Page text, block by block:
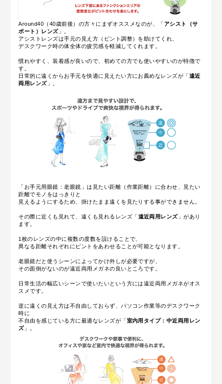
Around40（40歳前後）の方々にまずオススメなのが、「 アシスト（サ
ポート）レンズ」。
アシストレンズは手元の見え方（ピント調整）を助けてくれ、
デスクワーク時の体全体の疲労感を軽減してくれます。
慣れやすく、装着感が良いので、初めての方でも使いやすいのが特徴で
す。
日常的に遠くからお手元を快適に見えたい方にお薦めなレンズが 「遠近
両用レンズ」 。
「お手元用眼鏡：老眼鏡」は見たい距離（作業距離）に合わせ、見たい
距離でモノをはっきりと
見えるようにするため、掛けたまま遠くを見たりする事ができません。
その際に近くも見れて、遠くも見れるレンズ「遠近両用レンズ」があり
ます。
1枚のレンズの中に複数の度数を設けることで、
異なる距離それぞれにピントをあわせることが可能となります。
老眼鏡だと使うシーンによってかけ外しが必要ですが、
その面倒がないのが遠近両用メガネの良いところです。
日常生活の幅広いシーンで使いたいという方には遠近両用メガネがオス
スメです。
逆に遠くの見え方は不自由しておらず、パソコン作業等のデスクワーク
時に
不自由を感じている方に最適なレンズが 「室内用タイプ：中近両用レン
ズ」 。